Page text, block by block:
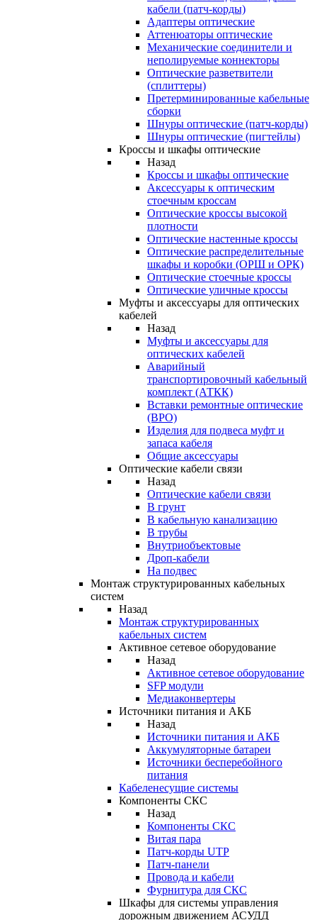
кабели (патч-корды)
Адаптеры оптические
Аттенюаторы оптические
Механические соединители и
неполируемые коннекторы
Оптические разветвители
(сплиттеры)
Претерминированные кабельные
сборки
Шнуры оптические (патч-корды)
Шнуры оптические (пигтейлы)
Кроссы и шкафы оптические
Назад
Кроссы и шкафы оптические
Аксессуары к оптическим
стоечным кроссам
Оптические кроссы высокой
плотности
Оптические настенные кроссы
Оптические распределительные
шкафы и коробки (ОРШ и ОРК)
Оптические стоечные кроссы
Оптические уличные кроссы
Муфты и аксессуары для оптических
кабелей
Назад
Муфты и аксессуары для
оптических кабелей
Аварийный
транспортировочный кабельный
комплект (АТКК)
Вставки ремонтные оптические
(ВРО)
Изделия для подвеса муфт и
запаса кабеля
Общие аксессуары
Оптические кабели связи
Назад
Оптические кабели связи
В грунт
В кабельную канализацию
В трубы
Внутриобъектовые
Дроп-кабели
На подвес
Монтаж структурированных кабельных
систем
Назад
Монтаж структурированных
кабельных систем
Активное сетевое оборудование
Назад
Активное сетевое оборудование
SFP модули
Медиаконвертеры
Источники питания и АКБ
Назад
Источники питания и АКБ
Аккумуляторные батареи
Источники бесперебойного
питания
Кабеленесущие системы
Компоненты СКС
Назад
Компоненты СКС
Витая пара
Патч-корды UTP
Патч-панели
Провода и кабели
Фурнитура для СКС
Шкафы для системы управления
дорожным движением АСУДД